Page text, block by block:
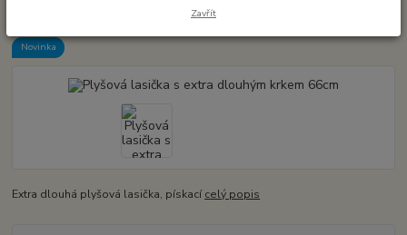
Novinka
Extra dlouhá plyšová lasička, pískací celý popis
Zavřít